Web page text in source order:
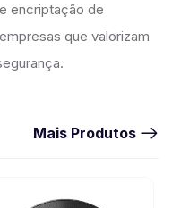
encriptação de
que valorizam
Mais Produtos